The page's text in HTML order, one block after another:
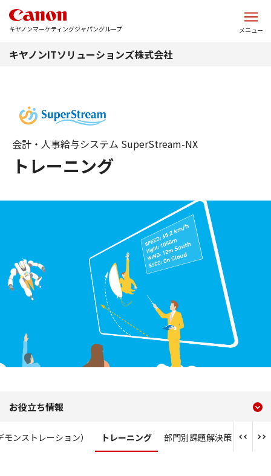
キヤノンマーケティングジャパングループ メニュー
キヤノンITソリューションズ株式会社
トレーニング
会計・人事給与システム SuperStream-NX
現在のコンテンツ
お役立ち情報
ンストレーション） トレーニング 部門別課題解決策